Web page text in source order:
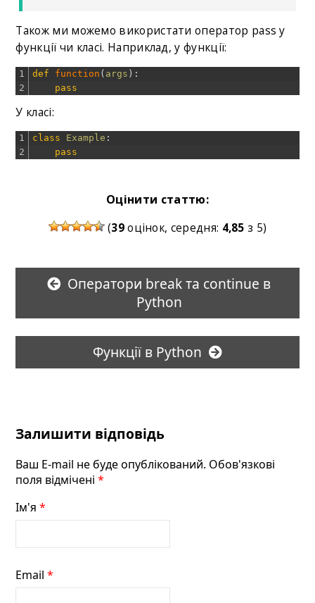
Також ми можемо використати оператор pass у
функції чи класі. Наприклад, у функції:
1
2
def function ( args ) :
pass
У класі:
1
2
class Example :
pass
Оцінити статтю:
(39оцінок, середня: 4,85 з 5)
Оператори break та continue в
Python
Функції в Python
Залишити відповідь
Ваш E-mail не буде опублікований. Обов'язкові
поля відмічені*
Ім'я*
Email*